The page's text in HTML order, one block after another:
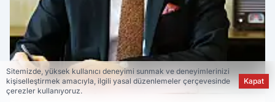
Sitemizde, yüksek kullanıcı deneyimi sunmak ve deneyimlerinizi
kişiselleştirmek amacıyla, ilgili yasal düzenlemeler çerçevesinde
çerezler kullanıyoruz.
Kapat